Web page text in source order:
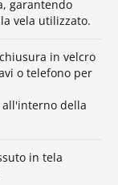
garantendo
vela utilizzato.
in velcro
o telefono per
della
in tela